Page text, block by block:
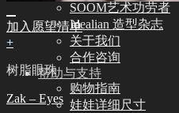
SOOM艺术功劳者
Idealian 造型杂志
关于我们
合作咨询
帮助与支持
购物指南
娃娃详细尺寸
加入愿望清单
+
树脂眼珠
Zak – Eyes